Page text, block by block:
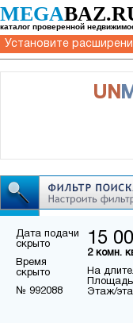
MEGA
каталог проверенной
Установите
UN
Дата подачи
скрыто
Время
скрыто
№ 992088
15
2 комн.
На
Этаж/